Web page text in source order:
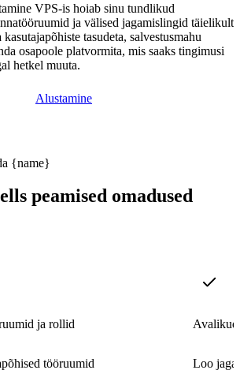
VPS-is hoiab sinu tundlikud
ja välised jagamislingid täielikult
tasudeta, salvestusmahu
osapoole platvormita, mis saaks tingimusi
hetkel muuta.
Alustamine
peamised omadused
ja rollid
tööruumid Loo